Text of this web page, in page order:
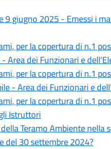
9 giugno 2025 - Emessi i
per la copertura di n.1
Area dei Funzionari e
per la copertura di n.1
- Area dei Funzionari e
per la copertura di n.1
Istruttori
Teramo Ambiente nella
del 30 settembre 2024?